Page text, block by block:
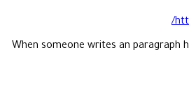
When someone writes an paragraph